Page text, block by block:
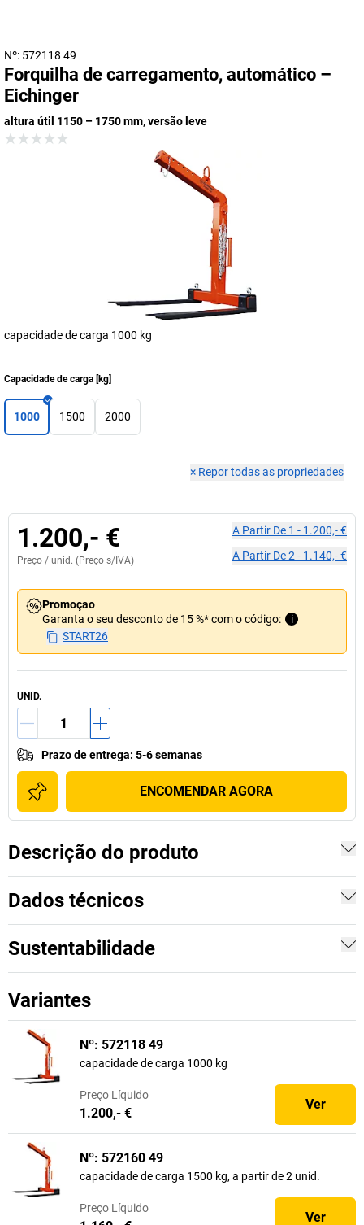
Nº: 572118 49
Forquilha de carregamento, automático –
Eichinger
altura útil 1150 – 1750 mm, versão leve
capacidade de carga 1000 kg
Capacidade de carga [kg]
1000 1500 2000
× Repor todas as propriedades
1.200,- €
Preço / unid. (Preço s/IVA)
A Partir De 1 - 1.200,- €
A Partir De2 - 1.140,- €
Promoçao
Garanta o seu desconto de 15 %* com o código:
i
START26
UNID.
Prazo de entrega: 5-6 semanas
ENCOMENDAR AGORA
Descrição do produto
Dados técnicos
Sustentabilidade
Variantes
Nº: 572118 49
capacidade de carga 1000 kg
Preço Líquido
1.200,- €
Ver
Nº: 572160 49
capacidade de carga 1500 kg, a partir de 2 unid.
Preço Líquido
Ver